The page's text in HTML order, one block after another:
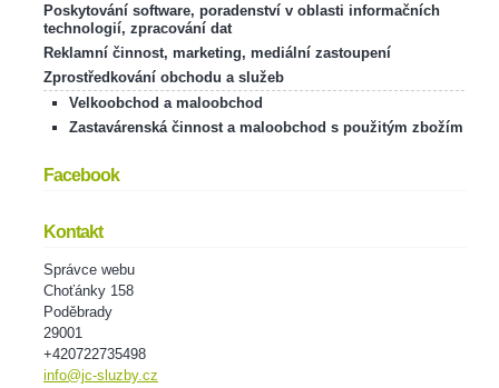
Poskytování software, poradenství v oblasti informačních
technologií, zpracování dat
Reklamní činnost, marketing, mediální zastoupení
Zprostředkování obchodu a služeb
Velkoobchod a maloobchod
Zastavárenská činnost a maloobchod s použitým zbožím
Facebook
Kontakt
Správce webu
Choťánky 158
Poděbrady
29001
+420722735498
info@jc-sluzby.cz